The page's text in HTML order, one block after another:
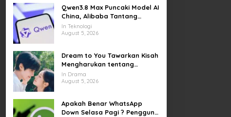
Qwen3.8 Max Puncaki Model AI
China, Alibaba Tantang
Pemain Global
In Teknologi
August 5, 2026
Dream to You Tawarkan Kisah
Mengharukan tentang
Perjuangan Meraih Mimpi
yang Sempat Tertunda
In Drama
August 5, 2026
Apakah Benar WhatsApp
Down Selasa Pagi ? Pengguna